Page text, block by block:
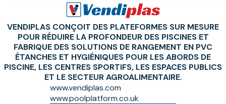
VENDIPLAS CONÇOIT DES PLATEFORMES SUR MESURE
POUR RÉDUIRE LA PROFONDEUR DES PISCINES ET
FABRIQUE DES SOLUTIONS DE RANGEMENT EN PVC
ÉTANCHES ET HYGIÉNIQUES POUR LES ABORDS DE
PISCINE, LES CENTRES SPORTIFS, LES ESPACES PUBLICS
ET LE SECTEUR AGROALIMENTAIRE.
www.vendiplas.com
www.poolplatform.co.uk